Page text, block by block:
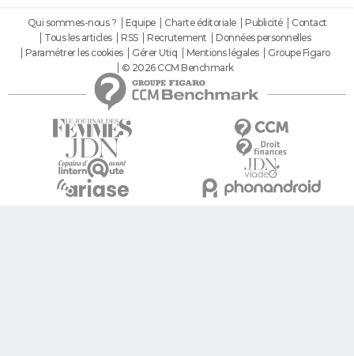
Qui sommes-nous ? Equipe Charte éditoriale Publicité
Contact
Tous les articles
RSS Recrutement
Données personnelles
Paramétrer les cookies
Gérer Utiq Mentions légales
Groupe Figaro
© 2026 CCM Benchmark